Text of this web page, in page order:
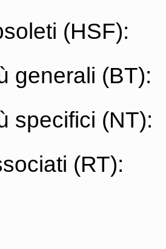
(HSF):
generali (BT):
specifici (NT):
(RT):